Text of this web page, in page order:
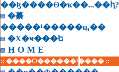
��ɮ����Ѳ�ҡ��...��ԧ?
�繤
�����¹�����ҧ��
�Ӿ�ҹ���Ե
H O M E
:: ����Ѻ������¹���� ::